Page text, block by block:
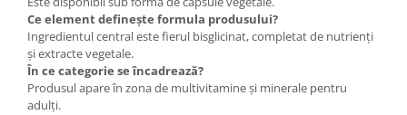
Ce element definește formula produsului?
Ingredientul central este fierul bisglicinat, completat de nutrienți
și extracte vegetale.
În ce categorie se încadrează?
Produsul apare în zona de multivitamine și minerale pentru
adulți.